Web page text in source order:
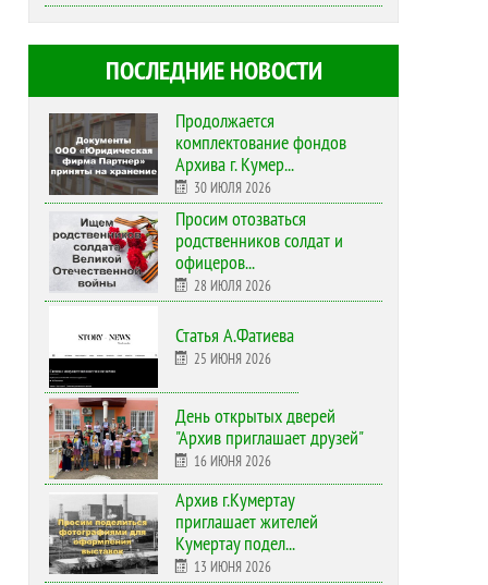
ПОСЛЕДНИЕ НОВОСТИ
Продолжается
комплектование фондов
Архива г. Кумер...
30 ИЮЛЯ 2026
Просим отозваться
родственников солдат и
офицеров...
28 ИЮЛЯ 2026
Статья А.Фатиева
25 ИЮНЯ 2026
День открытых дверей
"Архив приглашает друзей"
16 ИЮНЯ 2026
Архив г.Кумертау
приглашает жителей
Кумертау подел...
13 ИЮНЯ 2026